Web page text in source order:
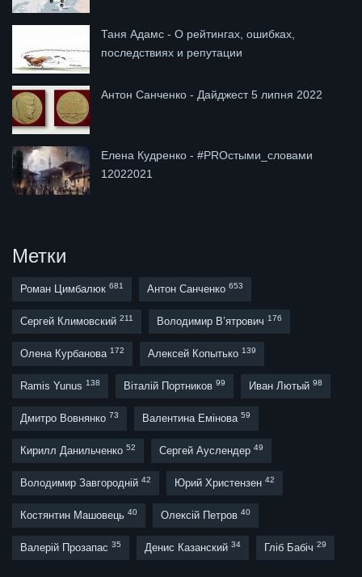
Таня Адамс - О рейтингах, ошибках,
последствиях и репутации
Антон Санченко - Дайджест 5 липня 2022
Елена Кудренко - #PROстыми_словами
12022021
Метки
Роман Цимбалюк 681 Антон Санченко 653
Сергей Климовский 211 Володимир В’ятрович 176
Олена Курбанова 172 Алексей Копытько 139
Ramis Yunus 138 Віталій Портников 99 Иван Лютый 98
Дмитро Вовнянко 73 Валентина Емінова 59
Кирилл Данильченко 52 Сергей Ауслендер 49
Володимир Завгородній 42 Юрий Христензен 42
Костянтин Машовець 40 Олексій Петров 40
Валерій Прозапас 35 Денис Казанский 34 Гліб Бабіч 29